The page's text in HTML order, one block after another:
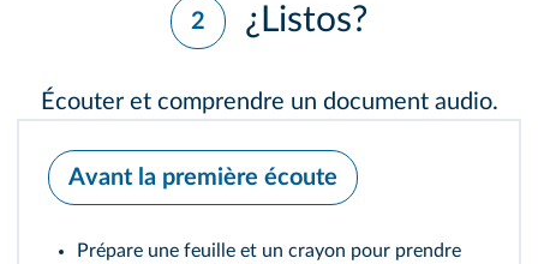
2 ¿Listos?
Écouter et comprendre un document audio.
Avant la première écoute
Prépare une feuille et un crayon pour prendre